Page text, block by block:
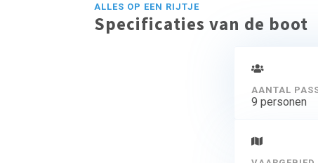
ALLES OP EEN RIJTJE
Specificaties van de boot
AANTAL
9 personen